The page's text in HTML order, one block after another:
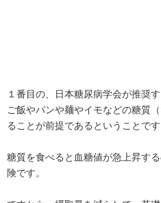
１番目の、日本糖尿病学会が推奨
ご飯やパンや麺やイモなどの糖質
ることが前提であるということです
糖質を食べると血糖値が急上昇す
険です。